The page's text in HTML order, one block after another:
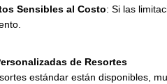
Sensibles al Costo: Si las
de Resortes
estándar están disponibles,